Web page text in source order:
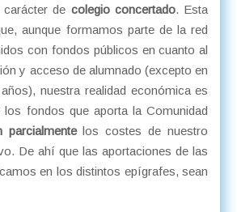
carácter de colegio concertado. Esta
aunque formamos parte de la red
con fondos públicos en cuanto al
y acceso de alumnado (excepto en
nuestra realidad económica es
los fondos que aporta la Comunidad
parcialmentelos costes de nuestro
De ahí que las aportaciones de las
en los distintos epígrafes, sean